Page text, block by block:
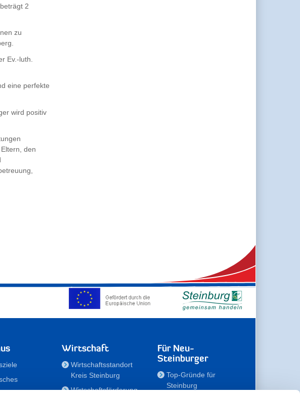
2
zu
Ev.-luth.
eine perfekte
wird positiv
den
Wirtschaft
Wirtschaftsstandort
Kreis Steinburg
Wirtschaftsförderung
Für Neu-
Steinburger
Top-Gründe für
Steinburg